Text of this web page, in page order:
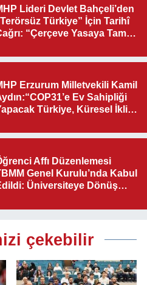
Lideri Devlet Bahçeli’den
Türkiye” İçin Tarihî
“Çerçeve Yasaya Tam
Erzurum Milletvekili Kamil
Ev Sahipliği
Türkiye, Küresel İklim
Affı Düzenlemesi
Genel Kurulu’nda Kabul
Üniversiteye Dönüş
çekebilir